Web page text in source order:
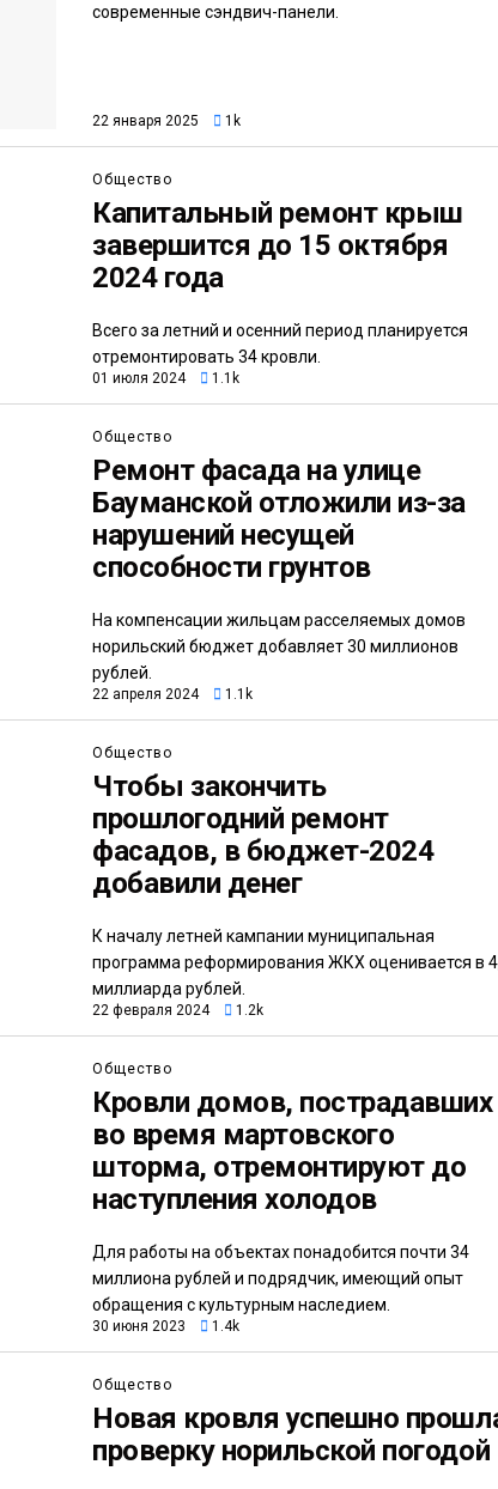
современные сэндвич-панели.
22 января 2025 1k
Общество
Капитальный ремонт крыш
завершится до 15 октября
2024 года
Всего за летний и осенний период планируется
отремонтировать 34 кровли.
01 июля 2024 1.1k
Общество
Ремонт фасада на улице
Бауманской отложили из-за
нарушений несущей
способности грунтов
На компенсации жильцам расселяемых домов
норильский бюджет добавляет 30 миллионов
рублей.
22 апреля 2024 1.1k
Общество
Чтобы закончить
прошлогодний ремонт
фасадов, в бюджет-2024
добавили денег
К началу летней кампании муниципальная
программа реформирования ЖКХ оценивается в
миллиарда рублей.
22 февраля 2024 1.2k
Общество
Кровли домов, пострадавших
во время мартовского
шторма, отремонтируют до
наступления холодов
Для работы на объектах понадобится почти 34
миллиона рублей и подрядчик, имеющий опыт
обращения с культурным наследием.
30 июня 2023 1.4k
Общество
Новая кровля успешно
проверку норильской погодой